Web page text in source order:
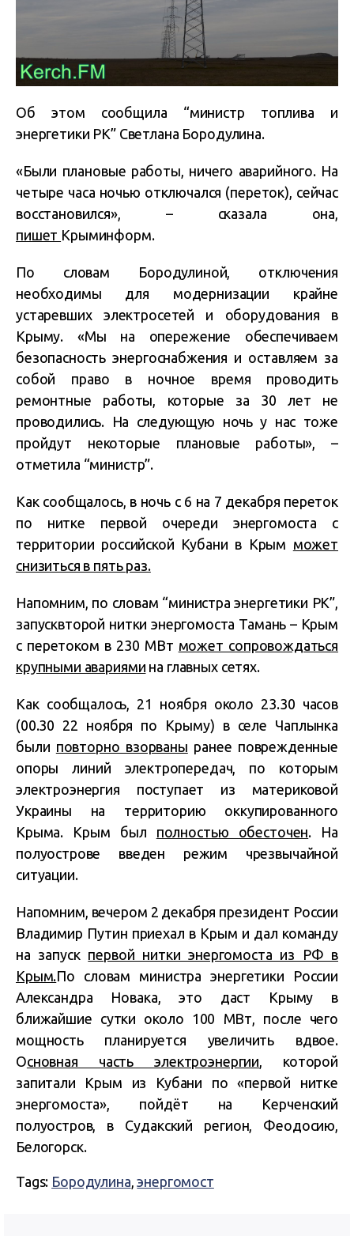
Об этом сообщила “министр топлива и
энергетики РК” Светлана Бородулина.
«Были плановые работы, ничего аварийного. На
четыре часа ночью отключался (переток), сейчас
восстановился», – сказала она,
пишет Крыминформ.
По словам Бородулиной, отключения
необходимы для модернизации крайне
устаревших электросетей и оборудования в
Крыму. «Мы на опережение обеспечиваем
безопасность энергоснабжения и оставляем за
собой право в ночное время проводить
ремонтные работы, которые за 30 лет не
проводились. На следующую ночь у нас тоже
пройдут некоторые плановые работы», –
отметила “министр”.
Как сообщалось, в ночь с 6 на 7 декабря переток
по нитке первой очереди энергомоста с
территории российской Кубани в Крым может
снизиться в пять раз.
Напомним, по словам “министра энергетики РК”,
запусквторой нитки энергомоста Тамань – Крым
с перетоком в 230 МВт может сопровождаться
крупными авариями на главных сетях.
Как сообщалось, 21 ноября около 23.30 часов
(00.30 22 ноября по Крыму) в селе Чаплынка
были повторно взорваны ранее поврежденные
опоры линий электропередач, по которым
электроэнергия поступает из материковой
Украины на территорию оккупированного
Крыма. Крым был полностью обесточен. На
полуострове введен режим чрезвычайной
ситуации.
Напомним, вечером 2 декабря президент России
Владимир Путин приехал в Крым и дал команду
на запуск первой нитки энергомоста из РФ в
Крым.По словам министра энергетики России
Александра Новака, это даст Крыму в
ближайшие сутки около 100 МВт, после чего
мощность планируется увеличить вдвое.
Основная часть электроэнергии, которой
запитали Крым из Кубани по «первой нитке
энергомоста», пойдёт на Керченский
полуостров, в Судакский регион, Феодосию,
Белогорск.
Tags: Бородулина,энергомост